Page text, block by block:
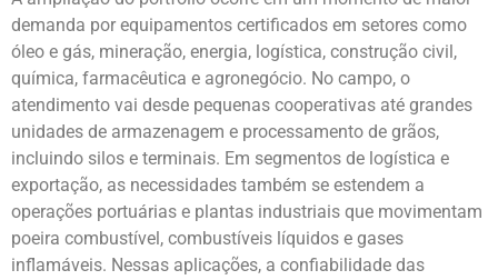
demanda por equipamentos certificados em setores como
óleo e gás, mineração, energia, logística, construção civil,
química, farmacêutica e agronegócio. No campo, o
atendimento vai desde pequenas cooperativas até grandes
unidades de armazenagem e processamento de grãos,
incluindo silos e terminais. Em segmentos de logística e
exportação, as necessidades também se estendem a
operações portuárias e plantas industriais que movimentam
poeira combustível, combustíveis líquidos e gases
inflamáveis. Nessas aplicações, a confiabilidade das